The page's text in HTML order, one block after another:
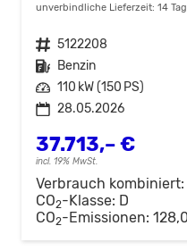
unverbindliche Lieferzeit: 14
Fahrzeugnr. 5122208
Kraftstoff Benzin
Leistung 110 kW (150 PS)
28.05.2026
37.713,– €
incl. 19% MwSt.
Verbrauch kombiniert:
CO2-Klasse: D
CO2-Emissionen: